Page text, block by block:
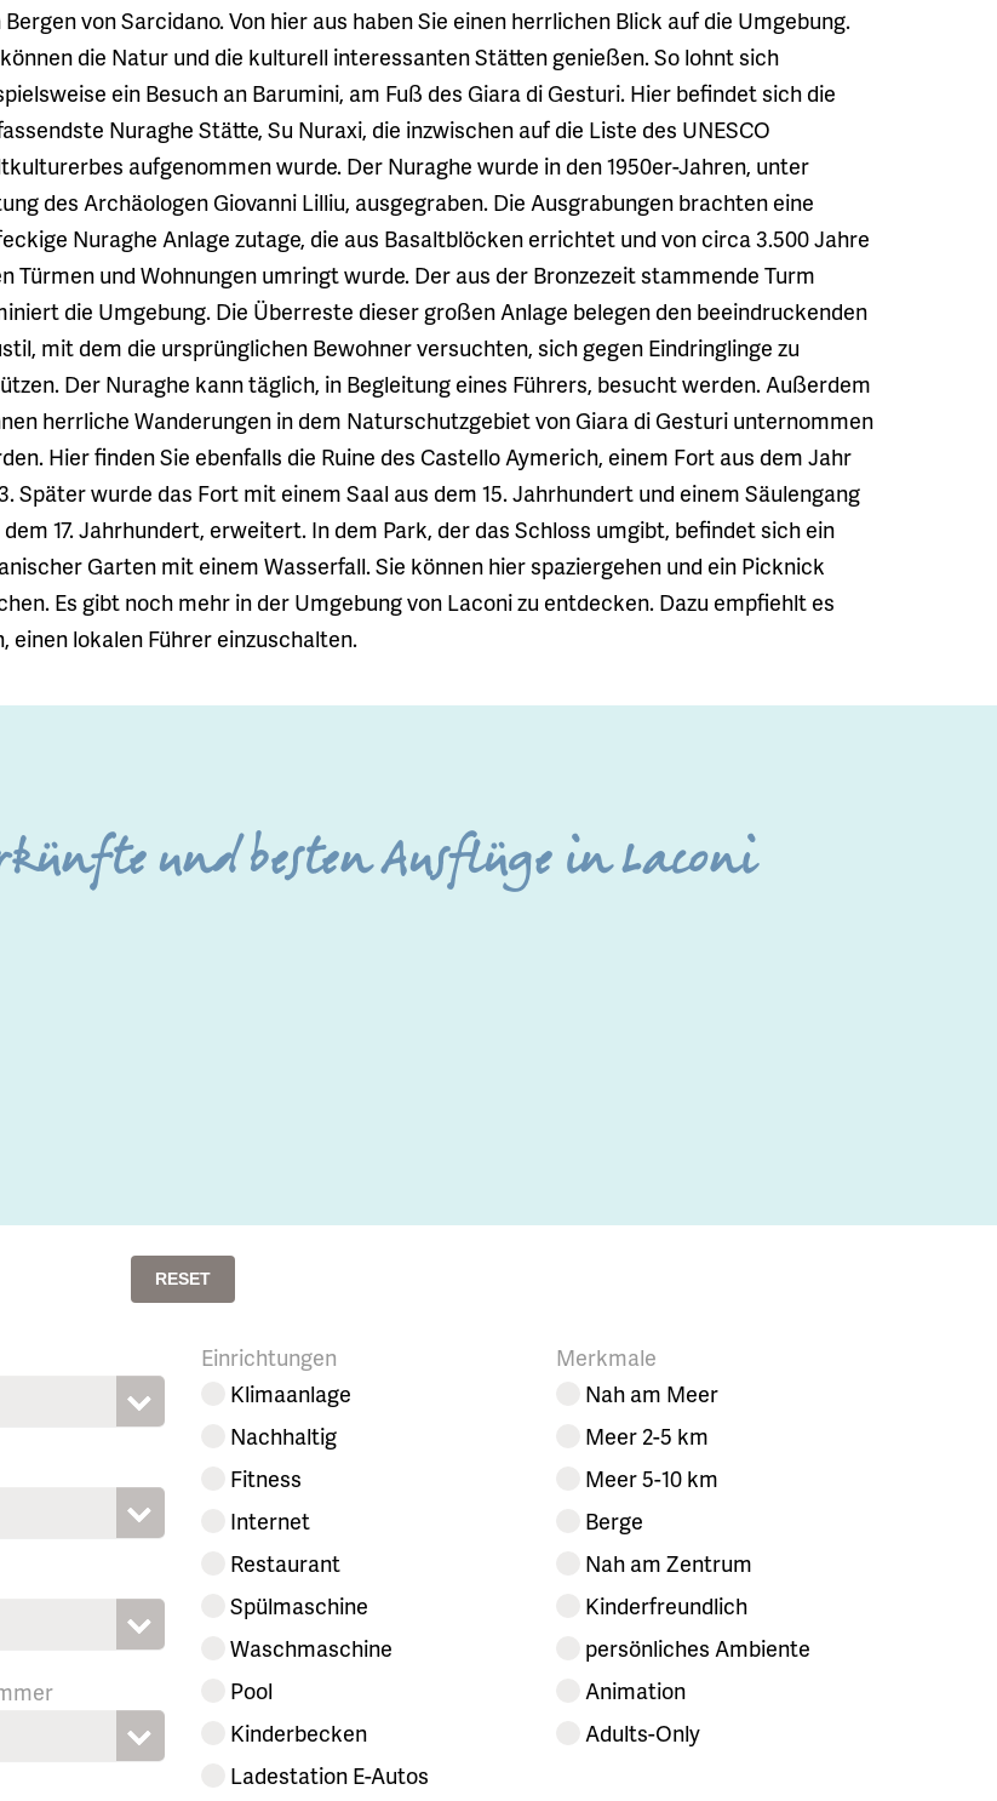
Bergen von Sarcidano. Von hier aus haben Sie einen herrlichen Blick auf die Umgebung.
die Natur und die kulturell interessanten Stätten genießen. So lohnt sich
ein Besuch an Barumini, am Fuß des Giara di Gesturi. Hier befindet sich die
Nuraghe Stätte, Su Nuraxi, die inzwischen auf die Liste des UNESCO
aufgenommen wurde. Der Nuraghe wurde in den 1950er-Jahren, unter
des Archäologen Giovanni Lilliu, ausgegraben. Die Ausgrabungen brachten eine
Nuraghe Anlage zutage, die aus Basaltblöcken errichtet und von circa 3.500 Jahre
Türmen und Wohnungen umringt wurde. Der aus der Bronzezeit stammende Turm
die Umgebung. Die Überreste dieser großen Anlage belegen den beeindruckenden
mit dem die ursprünglichen Bewohner versuchten, sich gegen Eindringlinge zu
Der Nuraghe kann täglich, in Begleitung eines Führers, besucht werden. Außerdem
herrliche Wanderungen in dem Naturschutzgebiet von Giara di Gesturi unternommen
Hier finden Sie ebenfalls die Ruine des Castello Aymerich, einem Fort aus dem Jahr
Später wurde das Fort mit einem Saal aus dem 15. Jahrhundert und einem Säulengang
dem 17. Jahrhundert, erweitert. In dem Park, der das Schloss umgibt, befindet sich ein
Garten mit einem Wasserfall. Sie können hier spaziergehen und ein Picknick
Es gibt noch mehr in der Umgebung von Laconi zu entdecken. Dazu empfiehlt es
einen lokalen Führer einzuschalten.
und besten Ausflüge in Laconi
RESET
Einrichtungen
Klimaanlage
Nachhaltig
Fitness
Internet
Restaurant
Spülmaschine
Waschmaschine
Pool
Kinderbecken
Ladestation E-Autos
Merkmale
Nah am Meer
Meer 2-5 km
Meer 5-10 km
Berge
Nah am Zentrum
Kinderfreundlich
persönliches Ambiente
Animation
Adults-Only